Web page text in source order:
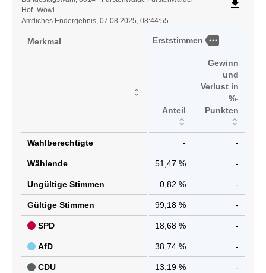
Hof_Wowi
Amtliches Endergebnis, 07.08.2025, 08:44:55
file_download
Merkmal Erststimmen more
Anteil
Gewinn
und
Verlust in
%-
Punkten
Wahlberechtigte - -
Wählende 51,47 % -
Ungültige Stimmen 0,82 % -
Gültige Stimmen 99,18 % -
SPD 18,68 % -
AfD 38,74 % -
CDU 13,19 % -